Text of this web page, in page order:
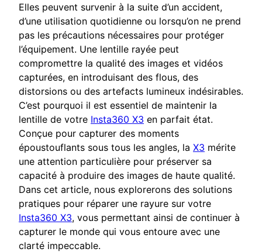
Elles peuvent survenir à la suite d’un accident,
d’une utilisation quotidienne ou lorsqu’on ne prend
pas les précautions nécessaires pour protéger
l’équipement. Une lentille rayée peut
compromettre la qualité des images et vidéos
capturées, en introduisant des flous, des
distorsions ou des artefacts lumineux indésirables.
C’est pourquoi il est essentiel de maintenir la
lentille de votre Insta360 X3 en parfait état.
Conçue pour capturer des moments
époustouflants sous tous les angles, la X3 mérite
une attention particulière pour préserver sa
capacité à produire des images de haute qualité.
Dans cet article, nous explorerons des solutions
pratiques pour réparer une rayure sur votre
Insta360 X3, vous permettant ainsi de continuer à
capturer le monde qui vous entoure avec une
clarté impeccable.